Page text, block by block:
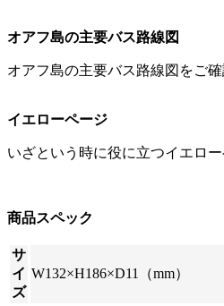
オアフ島の主要バス路線図
オアフ島の主要バス路線図をご確
イエローページ
いざという時に役に立つイエロ
商品スペック
サ
イ
ズ
W132×H186×D11（mm）